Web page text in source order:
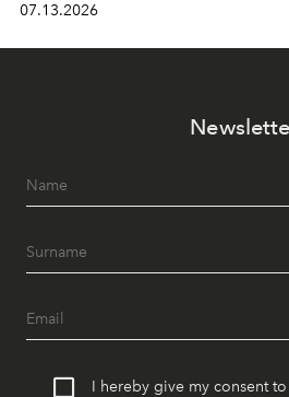
devam ediyor.
07.13.2026
I hereby give my consent